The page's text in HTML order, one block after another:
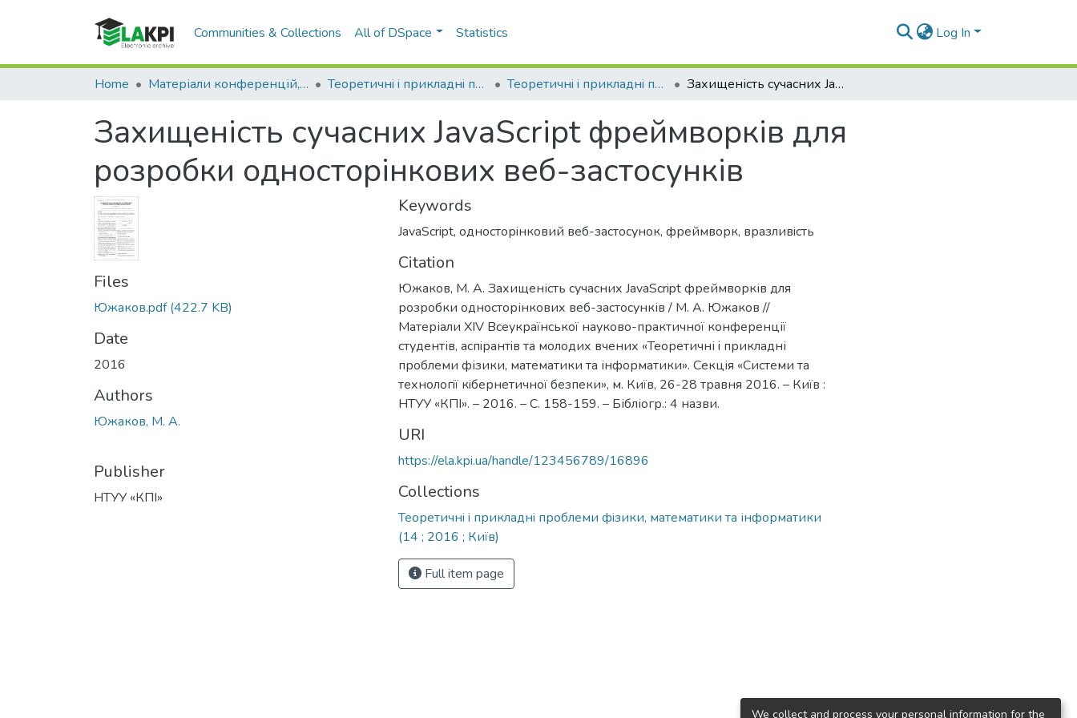
Communities & Collections All of DSpace Statistics Log In
Home Матеріали конференцій, семінарів і т.п. Теоретичнi i прикладнi проблеми фiзики, математики та інформатики Теоретичнi i прикладнi проблеми фiзики, математики та інформатики (14 ; 2016 ; Київ) Захищеність сучасних JavaScript фреймворків для розробки односторінкових веб-застосунків
Захищеність сучасних JavaScript фреймворків для
розробки односторінкових веб-застосунків
Files
Южаков.pdf(422.7 KB)
Date
2016
Authors
Южаков, М. А.
Publisher
НТУУ «КПІ»
Keywords
JavaScript, односторiнковий веб-застосунок, фреймворк, вразливiсть
Citation
Южаков, М. А. Захищеність сучасних JavaScript фреймворків для
розробки односторінкових веб-застосунків / М. А. Южаков //
Матеріали XIV Всеукраїнської науково-практичної конференції
студентів, аспiрантiв та молодих вчених «Теоретичні i прикладні
проблеми фізики, математики та інформатики». Секція «Системи та
технологiї кiбернетичної безпеки», м. Київ, 26-28 травня 2016. – Київ :
НТУУ «КПІ». – 2016. – С. 158-159. – Бібліогр.: 4 назви.
URI
https://ela.kpi.ua/handle/123456789/16896
Collections
Теоретичнi i прикладнi проблеми фiзики, математики та інформатики
(14 ; 2016 ; Київ)
Full item page
We collect and process your personal information for the